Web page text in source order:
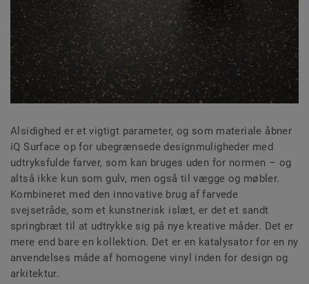
Alsidighed er et vigtigt parameter, og som materiale åbner
iQ Surface op for ubegrænsede designmuligheder med
udtryksfulde farver, som kan bruges uden for normen – og
altså ikke kun som gulv, men også til vægge og møbler.
Kombineret med den innovative brug af farvede
svejsetråde, som et kunstnerisk islæt, er det et sandt
springbræt til at udtrykke sig på nye kreative måder. Det er
mere end bare en kollektion. Det er en katalysator for en ny
anvendelses måde af homogene vinyl inden for design og
arkitektur.